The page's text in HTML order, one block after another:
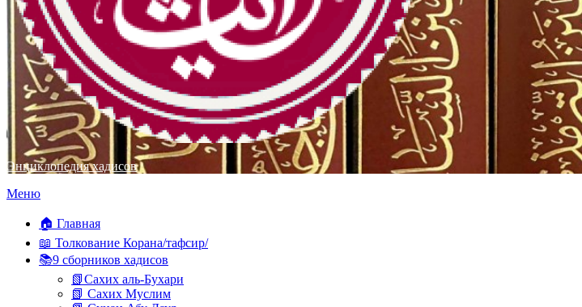
Энциклопедия хадисов
Перейти
содержимому
Меню
🏠 Главная
📖 Толкование Корана/тафсир/
📚9 сборников хадисов
📗Сахих аль-Бухари
📗 Сахих Муслим